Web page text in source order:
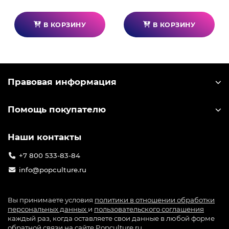
В КОРЗИНУ В КОРЗИНУ
Правовая информация
Помощь покупателю
Наши контакты
+7 800 533-83-84
info@popculture.ru
Вы принимаете условия политики в отношении обработки
персональных данных и пользовательского соглашения
каждый раз, когда оставляете свои данные в любой форме